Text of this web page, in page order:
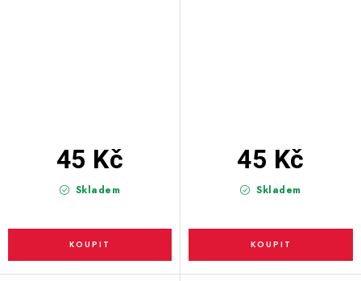
Skladem
45 Kč
Skladem
45 Kč